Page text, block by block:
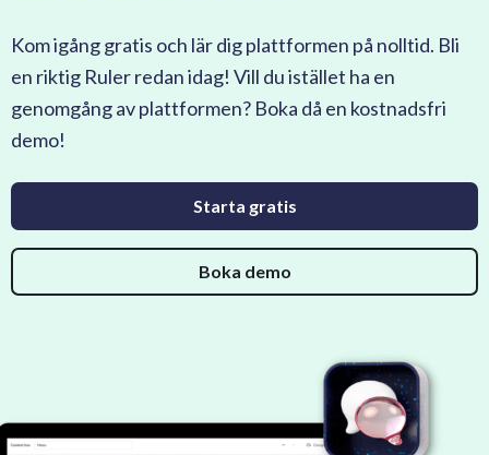
Kom igång gratis och lär dig plattformen på nolltid. Bli
en riktig Ruler redan idag! Vill du istället ha en
genomgång av plattformen? Boka då en kostnadsfri
demo!
Starta gratis
Boka demo